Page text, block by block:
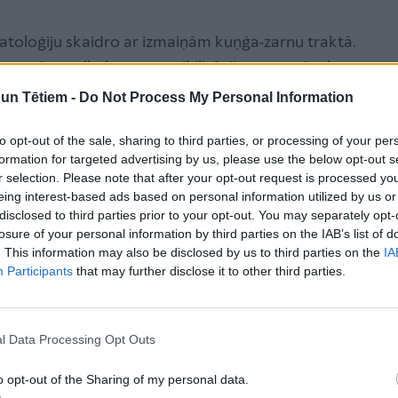
Tētiem - Do Not Process My Personal Information
opt-out of the sale, sharing to third parties, or processing of your
for targeted advertising by us, please use the below opt-out
selection. Please note that after your opt-out request is processed
interest-based ads based on personal information utilized by us
to third parties prior to your opt-out. You may separately
of your personal information by third parties on the IAB’s list of
This information may also be disclosed by us to third parties on the
Participants that may further disclose it to other third parties.
Data Processing Opt Outs
opt-out of the Sharing of my personal data.
skaidro ar izmaiņām kuņģa-zarnu traktā.
piena olbaltuma sensibilizācija, nepareiza bērna
sindroms, kuņģa-zarnu trakta nobrieduma
zarnu mikrobioms.
skaidro ar bioloģiskiem faktoriem: nenobriedušu
zarnu trakts darbojas nepilnvērtīgi, kā arī
laikā, gan pēc tās, kas tiek saistīta ar lielāku
kolikas ir psihosociāls fenomens. Kolikas saista ar
un vecāku faktoriem – visbiežāk runājot
līmeni, kas tiek nodots bērnam.
un tas ir pašlimitējošs process, skaidro